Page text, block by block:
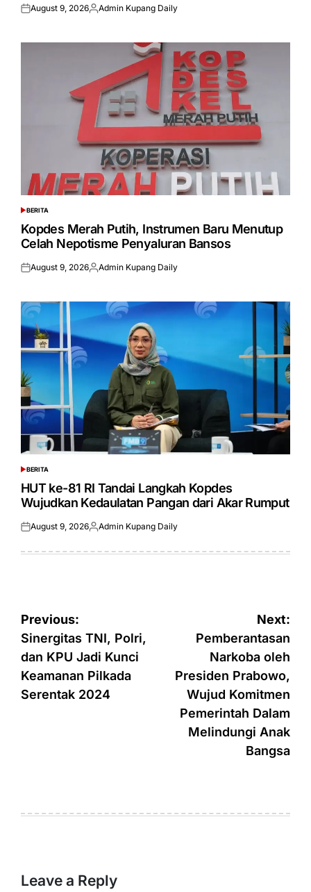
Posted
August 9, 2026Posted
Admin Kupang Daily
POSTED
IN
BERITA
Kopdes Merah Putih, Instrumen Baru Menutup
Celah Nepotisme Penyaluran Bansos
Posted
August 9, 2026Posted
Admin Kupang Daily
POSTED
IN
BERITA
HUT ke-81 RI Tandai Langkah Kopdes
Wujudkan Kedaulatan Pangan dari Akar Rumput
Posted
August 9, 2026Posted
Admin Kupang Daily
Post
navigation
Previous:
Sinergitas TNI, Polri,
dan KPU Jadi Kunci
Keamanan Pilkada
Serentak 2024
Next:
Pemberantasan
Narkoba oleh
Presiden Prabowo,
Wujud Komitmen
Pemerintah Dalam
Melindungi Anak
Bangsa
Leave a Reply